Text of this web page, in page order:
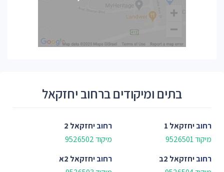
בתים ומיקודים ברחוב יחזקאל
רחוביחזקאל 1
מיקוד 9526501
רחוביחזקאל 2
מיקוד 9526502
רחוביחזקאל 2ב
רחוביחזקאל 2א